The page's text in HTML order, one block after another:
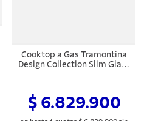
Cooktop a Gas Tramontina
Design Collection Slim Glass
Automático 4 Quemadores
$ 6.829.900